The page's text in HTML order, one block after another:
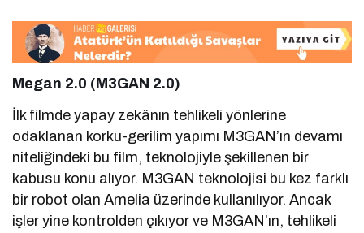
Megan 2.0 (M3GAN 2.0)
İlk filmde yapay zekânın tehlikeli yönlerine
odaklanan korku-gerilim yapımı M3GAN’ın devamı
niteliğindeki bu film, teknolojiyle şekillenen bir
kabusu konu alıyor. M3GAN teknolojisi bu kez farklı
bir robot olan Amelia üzerinde kullanılıyor. Ancak
işler yine kontrolden çıkıyor ve M3GAN’ın, tehlikeli